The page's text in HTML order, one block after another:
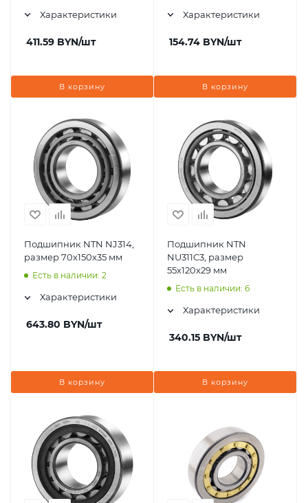
Характеристики
411.59 BYN/шт
В корзину
Характеристики
154.74 BYN/шт
В корзину
Подшипник NTN NJ314,
размер 70x150x35 мм
Есть в наличии: 2
Характеристики
643.80 BYN/шт
В корзину
Подшипник NTN
NU311C3, размер
55x120x29 мм
Есть в наличии: 6
Характеристики
340.15 BYN/шт
В корзину